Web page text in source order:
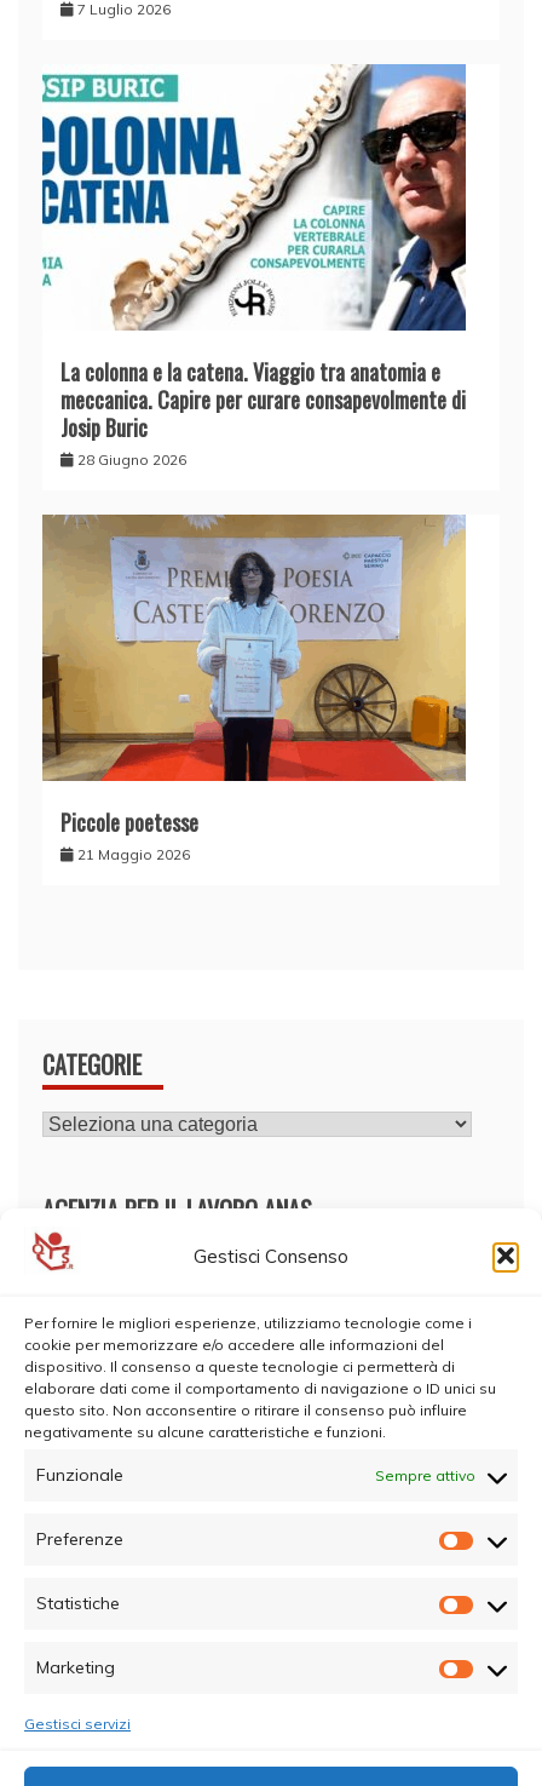
Gestisci Consenso
Per fornire le migliori esperienze, utilizziamo tecnologie come i
cookie per memorizzare e/o accedere alle informazioni del
dispositivo. Il consenso a queste tecnologie ci permetterà di
elaborare dati come il comportamento di navigazione o ID unici su
questo sito. Non acconsentire o ritirare il consenso può influire
negativamente su alcune caratteristiche e funzioni.
Funzionale Sempre attivo
Preferenze
Statistiche
Marketing
Gestisci servizi
7 Luglio 2026
La colonna e la catena. Viaggio tra anatomia e
meccanica. Capire per curare consapevolmente di
Josip Buric
28 Giugno 2026
Piccole poetesse
21 Maggio 2026
CATEGORIE
CATEGORIE
AGENZIA PER IL LAVORO ANAS